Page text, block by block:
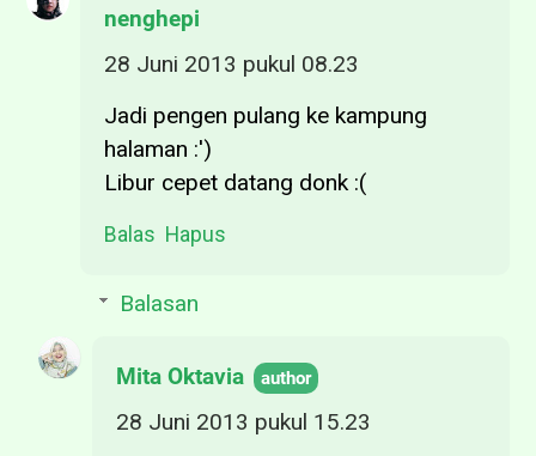
nenghepi
28 Juni 2013 pukul 08.23
Jadi pengen pulang ke kampung
halaman :')
Libur cepet datang donk :(
Balas Hapus
Balasan
Mita Oktavia
28 Juni 2013 pukul 15.23